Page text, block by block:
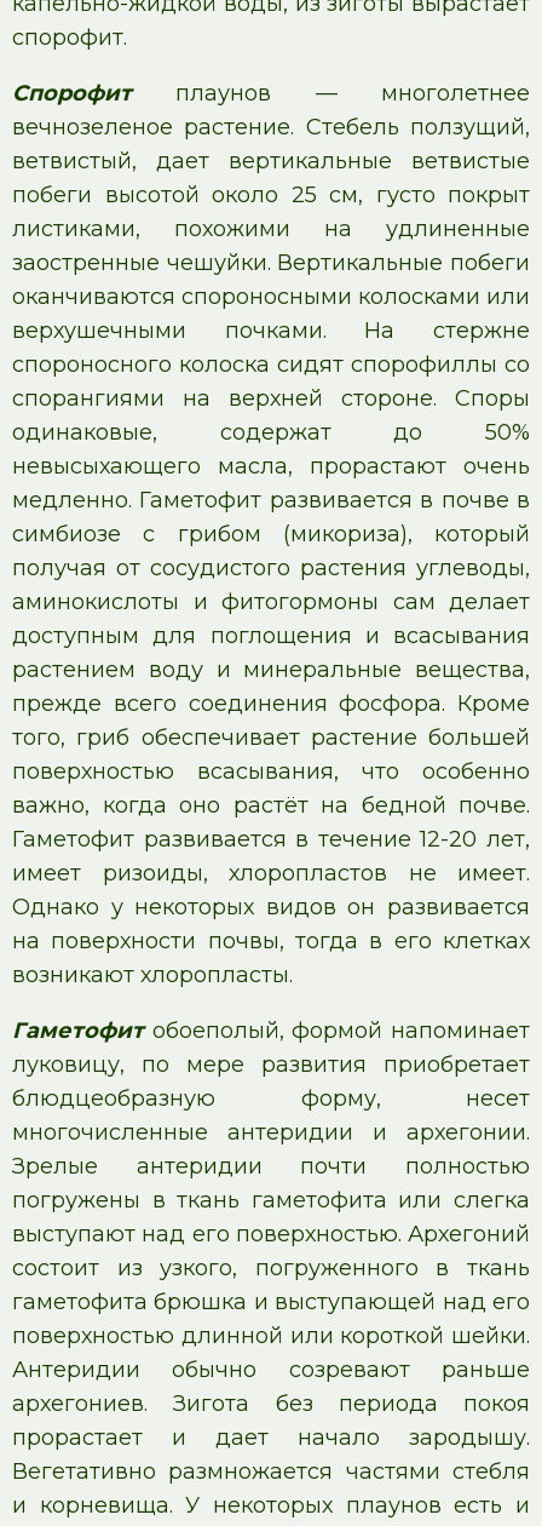
спорофит.
Спорофит
плаунов — многолетнее
вечнозеленое растение. Стебель ползущий,
ветвистый, дает вертикальные ветвистые
побеги высотой около 25 см, густо покрыт
листиками, похожими на удлиненные
заостренные чешуйки. Вертикальные побеги
оканчиваются спороносными колосками или
верхушечными почками. На стержне
спороносного колоска сидят спорофиллы со
спорангиями на верхней стороне. Споры
одинаковые, содержат до 50%
невысыхающего масла, прорастают очень
медленно. Гаметофит развивается в почве в
симбиозе с грибом (микориза), который
получая от сосудистого растения углеводы,
аминокислоты и фитогормоны сам делает
доступным для поглощения и всасывания
растением воду и минеральные вещества,
прежде всего соединения фосфора. Кроме
того, гриб обеспечивает растение большей
поверхностью всасывания, что особенно
важно, когда оно растёт на бедной почве.
Гаметофит развивается в течение 12-20 лет,
имеет ризоиды, хлоропластов не имеет.
Однако у некоторых видов он развивается
на поверхности почвы, тогда в его клетках
возникают хлоропласты.
Гаметофит обоеполый, формой напоминает
луковицу, по мере развития приобретает
блюдцеобразную форму, несет
многочисленные антеридии и архегонии.
Зрелые антеридии почти полностью
погружены в ткань гаметофита или слегка
выступают над его поверхностью. Архегоний
состоит из узкого, погруженного в ткань
гаметофита брюшка и выступающей над его
поверхностью длинной или короткой шейки.
Антеридии обычно созревают раньше
архегониев. Зигота без периода покоя
прорастает и дает начало зародышу.
Вегетативно размножается частями стебля
и корневища. У некоторых плаунов есть и